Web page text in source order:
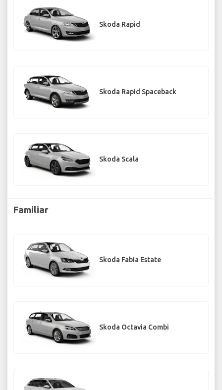
Skoda Rapid
Skoda Rapid Spaceback
Skoda Scala
Familiar
Skoda Fabia Estate
Skoda Octavia Combi